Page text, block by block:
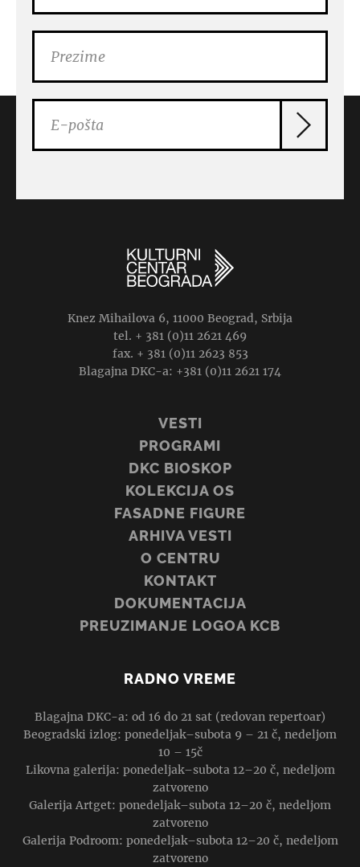
Knez Mihailova 6, 11000 Beograd, Srbija
tel. + 381 (0)11 2621 469
fax. + 381 (0)11 2623 853
Blagajna DKC-a: +381 (0)11 2621 174
VESTI
PROGRAMI
DKC BIOSKOP
KOLEKCIJA OS
FASADNE FIGURE
ARHIVA VESTI
O CENTRU
KONTAKT
DOKUMENTACIJA
PREUZIMANJE LOGOA KCB
RADNO VREME
Blagajna DKC-a: od 16 do 21 sat (redovan repertoar)
Beogradski izlog: ponedeljak–subota 9 – 21 č, nedeljom
10 – 15č
Likovna galerija: ponedeljak–subota 12–20 č, nedeljom
zatvoreno
Galerija Artget: ponedeljak–subota 12–20 č, nedeljom
zatvoreno
Galerija Podroom: ponedeljak–subota 12–20 č, nedeljom
zatvoreno